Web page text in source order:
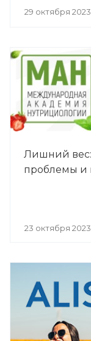
29 октября 2023
Лишний
проблемы и
23 октября 2023